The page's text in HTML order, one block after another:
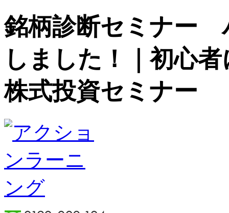
銘柄診断セミナー
しました！｜初心
株式投資セミナー